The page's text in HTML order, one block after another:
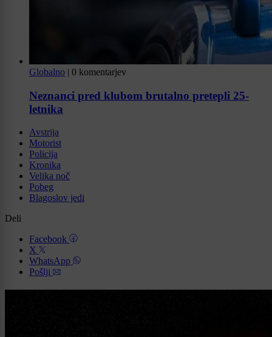
Globalno | 0 komentarjev
Neznanci pred klubom brutalno pretepli 25-
letnika
Avstrija
Motorist
Policija
Kronika
Velika noč
Pobeg
Blagoslov jedi
Deli
Facebook
X
WhatsApp
Pošlji